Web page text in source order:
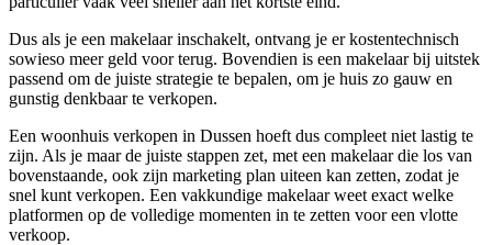
Dus als je een makelaar inschakelt, ontvang je er kostentechnisch
sowieso meer geld voor terug. Bovendien is een makelaar bij uitstek
passend om de juiste strategie te bepalen, om je huis zo gauw en
gunstig denkbaar te verkopen.
Een woonhuis verkopen in Dussen hoeft dus compleet niet lastig te
zijn. Als je maar de juiste stappen zet, met een makelaar die los van
bovenstaande, ook zijn marketing plan uiteen kan zetten, zodat je
snel kunt verkopen. Een vakkundige makelaar weet exact welke
platformen op de volledige momenten in te zetten voor een vlotte
verkoop.